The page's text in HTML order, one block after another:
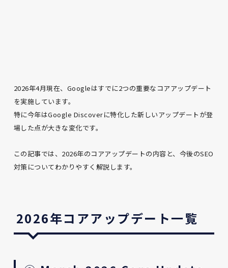
2026年4月現在、Googleはすでに2つの重要なコアアップデート
を実施しています。
特に今年はGoogle Discoverに特化した新しいアップデートが登
場した点が大きな変化です。
この記事では、2026年のコアアップデートの内容と、今後のSEO
対策についてわかりやすく解説します。
2026年コアアップデート一覧